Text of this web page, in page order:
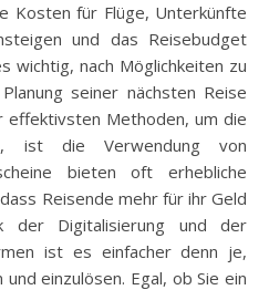
Kosten für Flüge, Unterkünfte
und das Reisebudget
wichtig, nach Möglichkeiten zu
seiner nächsten Reise
effektivsten Methoden, um die
ist die Verwendung von
bieten oft erhebliche
Reisende mehr für ihr Geld
der Digitalisierung und der
ist es einfacher denn je,
einzulösen. Egal, ob Sie ein